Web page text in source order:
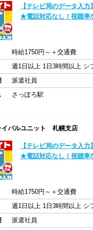
【テレビ局のデータ入
★電話対応なし！視聴率
時給1750円～＋交通費
派遣社員
さっぽろ駅
イバルユニット 札幌支店
【テレビ局のデータ入
★電話対応なし！視聴率
時給1750円～＋交通費
派遣社員